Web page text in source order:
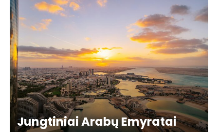
Jungtiniai Arabų Emyratai